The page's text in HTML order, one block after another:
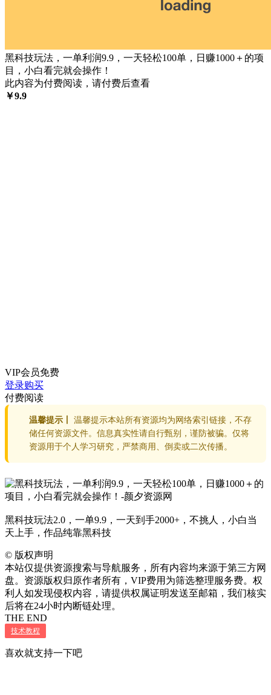
黑科技玩法，一单利润9.9，一天轻松100单，日赚1000＋的项
目，小白看完就会操作！
此内容为付费阅读，请付费后查看
￥9.9
VIP会员免费
登录购买
付费阅读
温馨提示丨
温馨提示本站所有资源均为网络索引链接，不存
储任何资源文件。信息真实性请自行甄别，谨防被骗。仅将
资源用于个人学习研究，严禁商用、倒卖或二次传播。
黑科技玩法2.0，一单9.9，一天到手2000+，不挑人，小白当
天上手，作品纯靠黑科技
© 版权声明
本站仅提供资源搜索与导航服务，所有内容均来源于第三方网
盘。资源版权归原作者所有，VIP费用为筛选整理服务费。权
利人如发现侵权内容，请提供权属证明发送至邮箱，我们核实
后将在24小时内断链处理。
THE END
技术教程
喜欢就支持一下吧